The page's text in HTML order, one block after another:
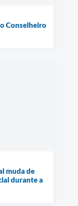
Conselheiro
muda de
durante a